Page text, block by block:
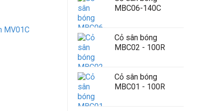
MBC06-140C
Cỏ sân bóng
MBC02 - 100R
Cỏ sân bóng
MBC01 - 100R